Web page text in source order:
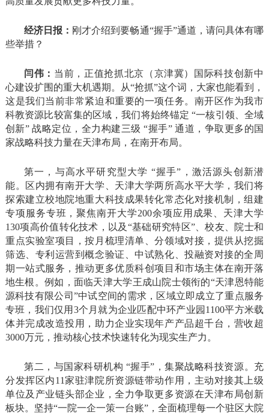
经济日报： 刚才介绍到要畅通“握手”通道，请问具体有哪
些举措？
闫伟： 当前，正值抢抓北京（京津冀）国际科技创新中
心建设扩围的重大机遇期。从“抢抓”这个词，大家也能看到，
这是我们当前非常紧迫和重要的一项任务。南开区作为我市
科教资源比较富集的区域，我们将始终锚定 “一核引领、全域
创新” 战略定位，全力构建三级 “握手” 通道，争取更多的国
家战略科技力量在天津布局，在南开布局。
第一，与高水平研究型大学 “握手”，激活源头创新潜
能。区内拥有南开大学、天津大学两所高水平大学，我们将
探索建立校地院地重大科技成果转化常态化对接机制，组建
专项服务专班，聚焦南开大学200余项应用成果、天津大学
130项高价值转化技术，以及“基础研究特区”、校友、院士和
重点实验室项目，按月梳理清单、分领域对接，提供从挖掘
筛选、专利运营到概念验证、中试熟化、投融资对接的全周
期一站式服务，推动更多优质科创项目和市场主体在南开落
地生根。例如，面临天津大学王成山院士领衔的“天津恩特能
源科技有限公司”中试空间的需求，区域立即成立了重点服务
专班，我们仅用3个月就为企业匹配中环产业园1100平方米载
体并完成改造投用，助力企业实现年产产品超千台，营收超
3000万元，推动核心技术快速转化为现实生产力。
第二，与国家科研机构 “握手”，集聚战略科技资源。充
分发挥区内11家驻津院所资源链带动作用，主动对接其上级
单位及产业链头部企业，全力争取更多资源在天津布局创新
板块。坚持“一院一企一策一台账”，全面梳理每一个驻区大院